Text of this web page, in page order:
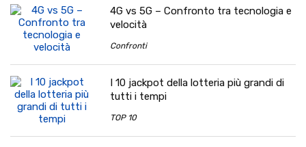
4G vs 5G – Confronto tra tecnologia e
velocità
Confronti
I 10 jackpot della lotteria più grandi di
tutti i tempi
TOP 10